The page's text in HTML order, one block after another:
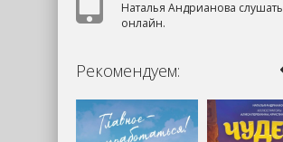
Наталья Андрианова слушать
онлайн.
Рекомендуем: